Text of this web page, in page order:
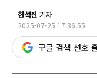
한석진 기자
2025-07-25 17:36:55
구글 검색 선호